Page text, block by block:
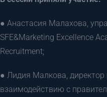
● Анастасия Малахова,
SFE&Marketing Excellence
Recruitment;
● Лидия Малкова,
взаимодействию с